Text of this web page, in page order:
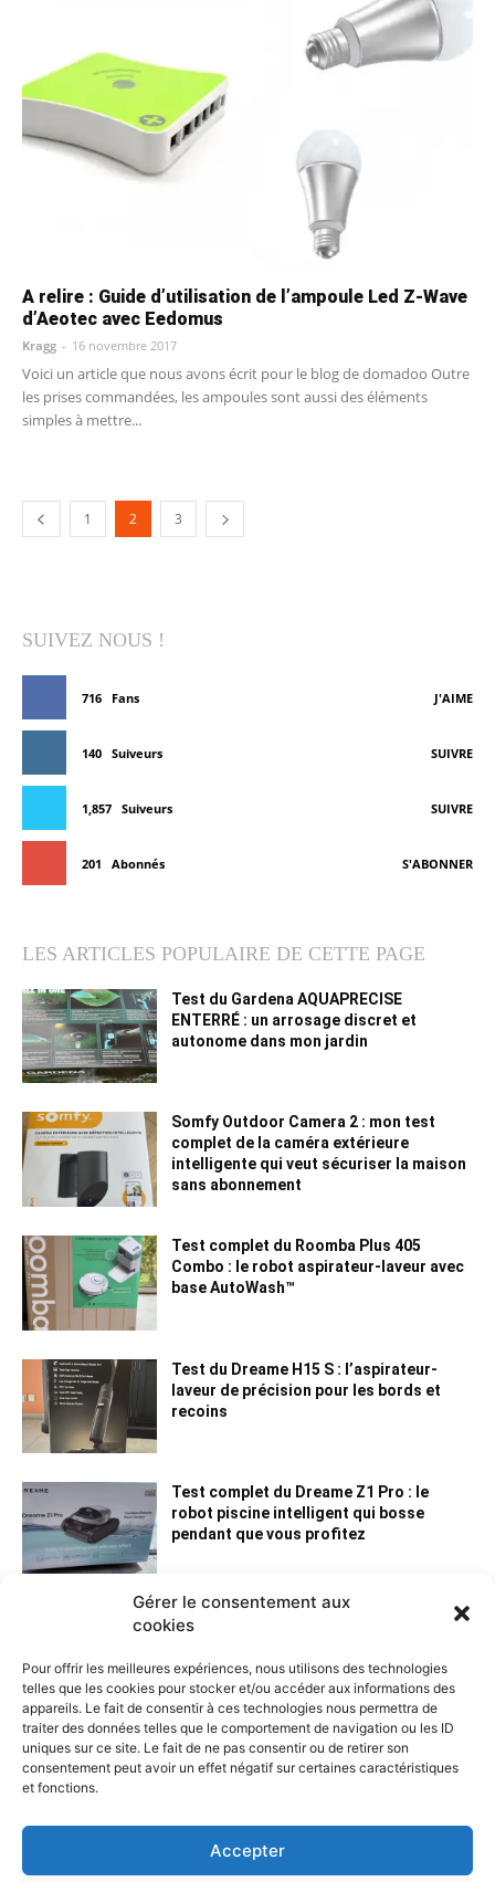
Gérer le consentement aux
cookies
Pour offrir les meilleures expériences, nous utilisons des technologies
telles que les cookies pour stocker et/ou accéder aux informations des
appareils. Le fait de consentir à ces technologies nous permettra de
traiter des données telles que le comportement de navigation ou les ID
uniques sur ce site. Le fait de ne pas consentir ou de retirer son
consentement peut avoir un effet négatif sur certaines caractéristiques
et fonctions.
Accepter
A relire : Guide d’utilisation de l’ampoule Led Z-Wave
d’Aeotec avec Eedomus
Kragg - 16 novembre 2017
Voici un article que nous avons écrit pour le blog de domadoo Outre
les prises commandées, les ampoules sont aussi des éléments
simples à mettre...
1 2 3
SUIVEZ NOUS !
716 Fans J'AIME
140 Suiveurs SUIVRE
1,857 Suiveurs SUIVRE
201 Abonnés S'ABONNER
LES ARTICLES POPULAIRE DE CETTE PAGE
Test du Gardena AQUAPRECISE
ENTERRÉ : un arrosage discret et
autonome dans mon jardin
Somfy Outdoor Camera 2 : mon test
complet de la caméra extérieure
intelligente qui veut sécuriser la maison
sans abonnement
Test complet du Roomba Plus 405
Combo : le robot aspirateur-laveur avec
base AutoWash™
Test du Dreame H15 S : l’aspirateur-
laveur de précision pour les bords et
recoins
Test complet du Dreame Z1 Pro : le
robot piscine intelligent qui bosse
pendant que vous profitez